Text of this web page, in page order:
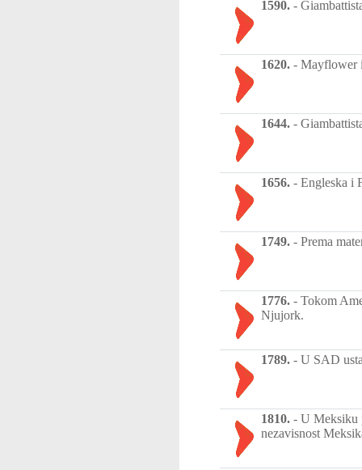
1590. -
1620. - Mayflower
1644. -
1656. - Engleska i
1749. - Prema
1776. - Tokom
Njujork.
1789. - U SAD
1810. - U Meksiku
nezavisnost